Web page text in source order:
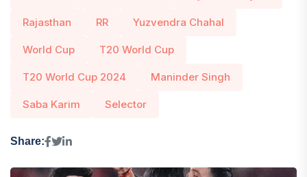
Rajasthan RR Yuzvendra Chahal
World Cup T20 World Cup
T20 World Cup 2024 Maninder Singh
Saba Karim Selector
Share: